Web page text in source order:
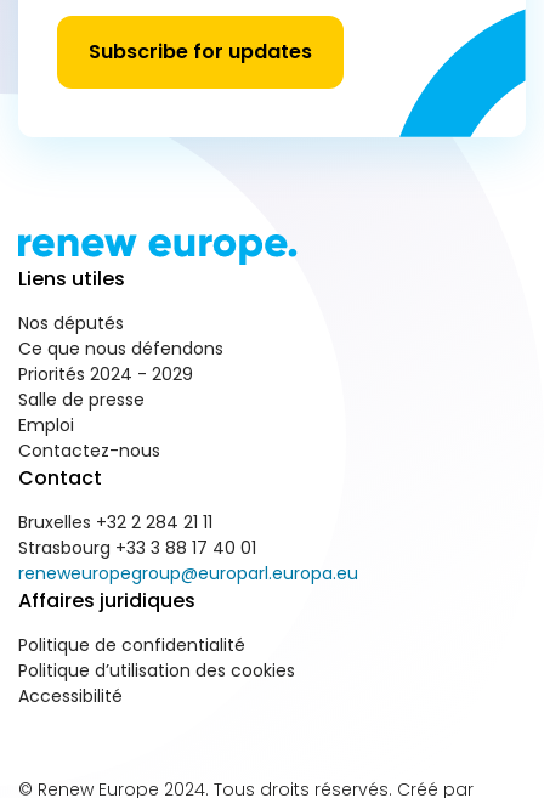
Subscribe for updates
Liens utiles
Nos députés
Ce que nous défendons
Priorités 2024 - 2029
Salle de presse
Emploi
Contactez-nous
Contact
Bruxelles +32 2 284 21 11
Strasbourg +33 3 88 17 40 01
reneweuropegroup@europarl.europa.eu
Affaires juridiques
Politique de confidentialité
Politique d’utilisation des cookies
Accessibilité
© Renew Europe 2024. Tous droits réservés. Créé par